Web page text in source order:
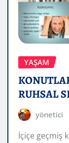
YAŞAM
RUHSAL
yönetici
İçiçe geçmiş